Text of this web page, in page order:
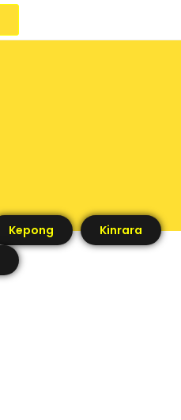
Kepong
Kinrara